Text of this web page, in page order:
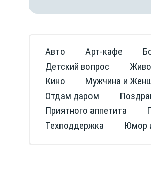
Авто Арт-кафе
Детский вопрос
Кино
Мужчина и
Отдам даром
Приятного аппетита
Техподдержка
Юмор